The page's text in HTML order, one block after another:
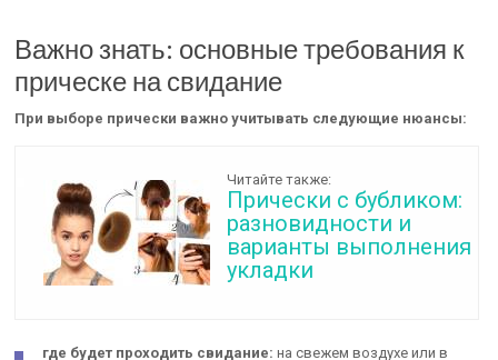
Важно знать: основные требования к
прическе на свидание
При выборе прически важно учитывать следующие нюансы:
Читайте также:
Прически с бубликом:
разновидности и
варианты выполнения
укладки
где будет проходить свидание: на свежем воздухе или в